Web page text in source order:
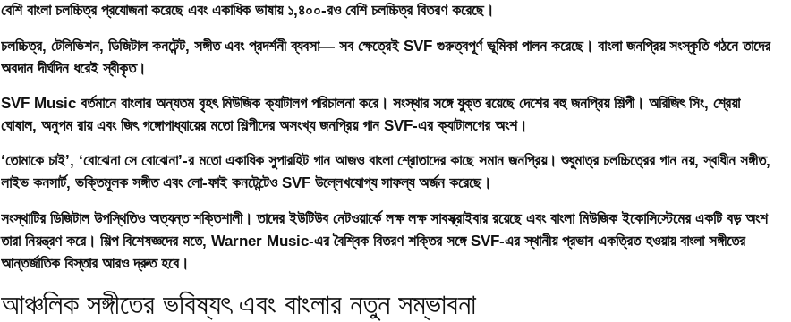
বেশি বাংলা চলচ্চিত্র প্রযোজনা করেছে এবং একাধিক ভাষায় ১,৪০০-রও বেশি চলচ্চিত্র বিতরণ করেছে।
চলচ্চিত্র, টেলিভিশন, ডিজিটাল কনটেন্ট, সঙ্গীত এবং প্রদর্শনী ব্যবসা— সব ক্ষেত্রেই SVF গুরুত্বপূর্ণ ভূমিকা পালন করেছে। বাংলা জনপ্রিয় সংস্কৃতি গঠনে তাদের
অবদান দীর্ঘদিন ধরেই স্বীকৃত।
SVF Music বর্তমানে বাংলার অন্যতম বৃহৎ মিউজিক ক্যাটালগ পরিচালনা করে। সংস্থার সঙ্গে যুক্ত রয়েছে দেশের বহু জনপ্রিয় শিল্পী। অরিজিৎ সিং, শ্রেয়া
ঘোষাল, অনুপম রায় এবং জিৎ গঙ্গোপাধ্যায়ের মতো শিল্পীদের অসংখ্য জনপ্রিয় গান SVF-এর ক্যাটালগের অংশ।
‘তোমাকে চাই’, ‘বোঝেনা সে বোঝেনা’-র মতো একাধিক সুপারহিট গান আজও বাংলা শ্রোতাদের কাছে সমান জনপ্রিয়। শুধুমাত্র চলচ্চিত্রের গান নয়, স্বাধীন সঙ্গীত,
লাইভ কনসার্ট, ভক্তিমূলক সঙ্গীত এবং লো-ফাই কনটেন্টেও SVF উল্লেখযোগ্য সাফল্য অর্জন করেছে।
সংস্থাটির ডিজিটাল উপস্থিতিও অত্যন্ত শক্তিশালী। তাদের ইউটিউব নেটওয়ার্কে লক্ষ লক্ষ সাবস্ক্রাইবার রয়েছে এবং বাংলা মিউজিক ইকোসিস্টেমের একটি বড় অংশ
তারা নিয়ন্ত্রণ করে। শিল্প বিশেষজ্ঞদের মতে, Warner Music-এর বৈশ্বিক বিতরণ শক্তির সঙ্গে SVF-এর স্থানীয় প্রভাব একত্রিত হওয়ায় বাংলা সঙ্গীতের
আন্তর্জাতিক বিস্তার আরও দ্রুত হবে।
আঞ্চলিক সঙ্গীতের ভবিষ্যৎ এবং বাংলার নতুন সম্ভাবনা